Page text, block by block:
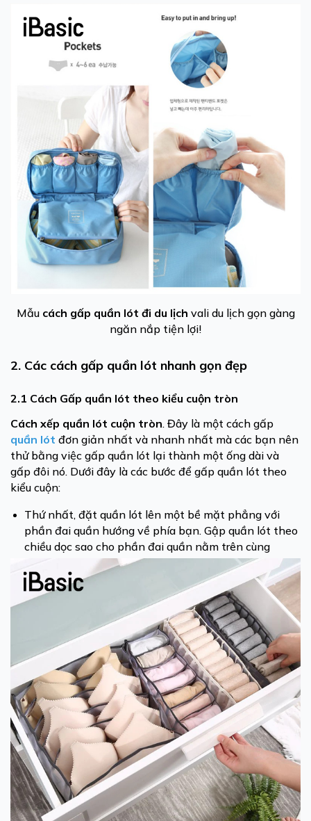
Mẫu cách gấp quần lót đi du lịch vali du lịch gọn gàng
ngăn nắp tiện lợi!
2. Các cách gấp quần lót nhanh gọn đẹp
2.1 Cách Gấp quần lót theo kiểu cuộn tròn
Cách xếp quần lót cuộn tròn. Đây là một cách gấp
quần lót đơn giản nhất và nhanh nhất mà các bạn nên
thử bằng việc gấp quần lót lại thành một ống dài và
gấp đôi nó. Dưới đây là các bước để gấp quần lót theo
kiểu cuộn:
Thứ nhất, đặt quần lót lên một bề mặt phẳng với
phần đai quần hướng về phía bạn. Gập quần lót theo
chiều dọc sao cho phần đai quần nằm trên cùng